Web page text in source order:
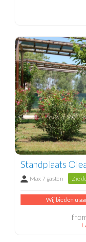
Standplaats
Max 7 gasten Zie
Wij bieden u
from